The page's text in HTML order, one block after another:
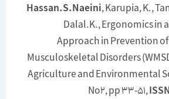
Hassan.S.Naeini, Karupia,
Dalal.K.,
Approach in
Musculoskeletal Disorders
Agriculture and
No2, pp 33-